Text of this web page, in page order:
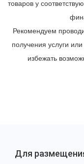
товаров у
Рекомендуем
получения услуги
избежать
Для